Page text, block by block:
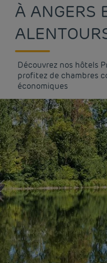
À ANGERS
Découvrez nos hôtels
profitez de chambres
économiques